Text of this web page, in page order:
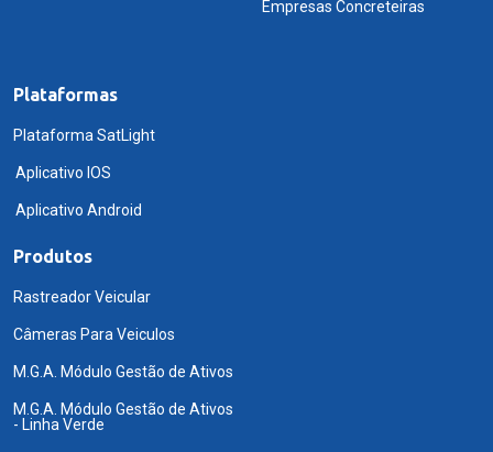
Empresas Concreteiras
Plataformas
Plataforma SatLight
Aplicativo IOS
Aplicativo Android
Produtos
Rastreador Veicular
Câmeras Para Veiculos
M.G.A. Módulo Gestão de Ativos
M.G.A. Módulo Gestão de Ativos
- Linha Verde